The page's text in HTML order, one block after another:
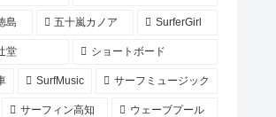
島 五十嵐カノア SurferGirl
堂 ショートボード
SurfMusic サーフミュージック
サーフィン高知 ウェーブプール